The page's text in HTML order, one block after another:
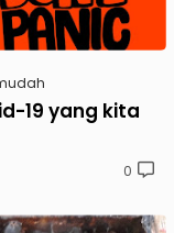
19 yang kita
0